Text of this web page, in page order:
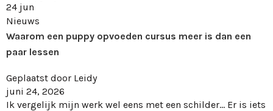
24 jun
Nieuws
Waarom een puppy opvoeden cursus meer is dan een
paar lessen
Geplaatst door Leidy
juni 24, 2026
Ik vergelijk mijn werk wel eens met een schilder... Er is iets